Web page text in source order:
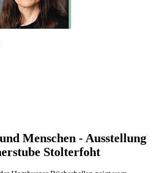
Menschen - Ausstellung
Stolterfoht